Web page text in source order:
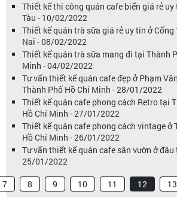
Thiết kế thi công quán cafe biển giá rẻ
Tàu - 10/02/2022
Thiết kế quán trà sữa giá rẻ uy tín ở
Nai - 08/02/2022
Thiết kế quán trà sữa mang đi tại Thành
Minh - 04/02/2022
Tư vấn thiết kế quán cafe đẹp ở Phạm
Thành Phố Hồ Chí Minh - 28/01/2022
Thiết kế quán cafe phong cách Retro tại
Hồ Chí Minh - 27/01/2022
Thiết kế quán cafe phong cách vintage ở
Hồ Chí Minh - 26/01/2022
Tư vấn thiết kế quán cafe sân vườn ở đâu
25/01/2022
7 8 9 10 11 12 13